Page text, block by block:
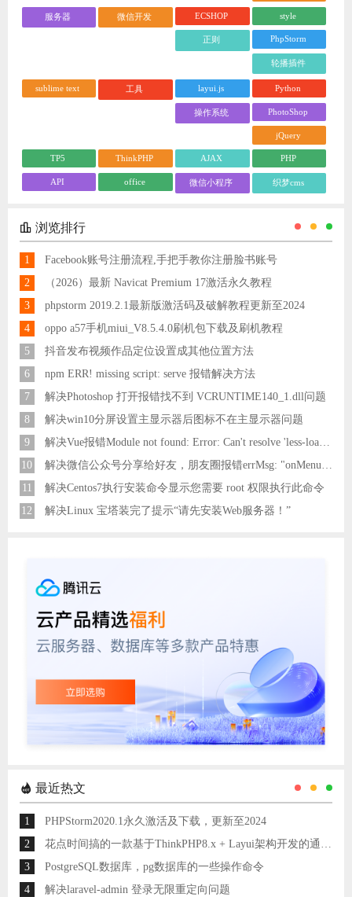
服务器 微信开发 ECSHOP style
正则 PhpStorm
轮播插件
sublime text 工具 layui.js Python
操作系统 PhotoShop
jQuery
TP5 ThinkPHP AJAX PHP
API office 微信小程序 织梦cms
浏览排行
1
Facebook账号注册流程,手把手教你注册脸书账号
2
（2026）最新 Navicat Premium 17激活永久教程
3
phpstorm 2019.2.1最新版激活码及破解教程更新至2024
4
oppo a57手机miui_V8.5.4.0刷机包下载及刷机教程
5
抖音发布视频作品定位设置成其他位置方法
6
npm ERR! missing script: serve 报错解决方法
7
解决Photoshop 打开报错找不到 VCRUNTIME140_1.dll问题
8
解决win10分屏设置主显示器后图标不在主显示器问题
9
解决Vue报错Module not found: Error: Can't resolve 'less-loader' in 'C:\Users\Hm\Desktop\vue\vue_shop'问题
10
解决微信公众号分享给好友，朋友圈报错errMsg: "onMenuShareAppMessage:fail, the permission value is offline verifying"
11
解决Centos7执行安装命令显示您需要 root 权限执行此命令
12
解决Linux 宝塔装完了提示“请先安装Web服务器！”
最近热文
1
PHPStorm2020.1永久激活及下载，更新至2024
2
花点时间搞的一款基于ThinkPHP8.x + Layui架构开发的通用后台管理系统
3
PostgreSQL数据库，pg数据库的一些操作命令
4
解决laravel-admin 登录无限重定向问题